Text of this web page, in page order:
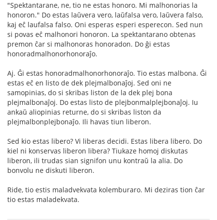
"Spektantarane, ne, tio ne estas honoro. Mi malhonorias la
honoron." Do estas laŭvera vero, laŭfalsa vero, laŭvera falso,
kaj eĉ laufalsa falso. Oni esperas esperi esperecon. Sed nun
si povas eĉ malhonori honoron. La spektantarano obtenas
premon ĉar si malhonoras honoradon. Do ĝi estas
honoradmalhonorhonoraĵo.
Aj. Ĝi estas honoradmalhonorhonoraĵo. Tio estas malbona. Ĝi
estas eĉ en listo de dek plejmalbonaĵoj. Sed oni ne
samopinias, do si skribas liston de la dek plej bona
plejmalbonaĵoj. Do estas listo de plejbonmalplejbonaĵoj. Iu
ankaŭ aliopinias returne, do si skribas liston da
plejmalbonplejbonaĵo. Ili havas tiun liberon.
Sed kio estas libero? Vi liberas decidi. Estas libera libero. Do
kiel ni konservas liberon libera? Tiukaze homoj diskutas
liberon, ili trudas sian signifon unu kontraŭ la alia. Do
bonvolu ne diskuti liberon.
Ride, tio estis maladvekvata kolemburaro. Mi deziras tion ĉar
tio estas maladekvata.